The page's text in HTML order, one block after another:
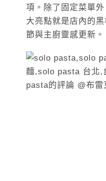
項。除了固定菜單外
大亮點就是店內的
節與主廚靈感更新。